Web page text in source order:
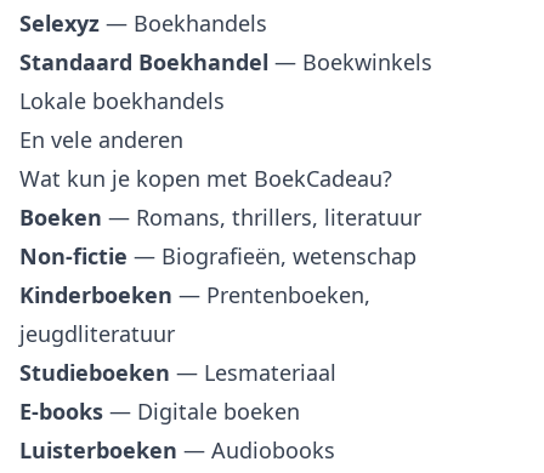
Selexyz — Boekhandels
Standaard Boekhandel — Boekwinkels
Lokale boekhandels
En vele anderen
Wat kun je kopen met BoekCadeau?
Boeken — Romans, thrillers, literatuur
Non-fictie — Biografieën, wetenschap
Kinderboeken — Prentenboeken,
jeugdliteratuur
Studieboeken — Lesmateriaal
E-books — Digitale boeken
Luisterboeken — Audiobooks